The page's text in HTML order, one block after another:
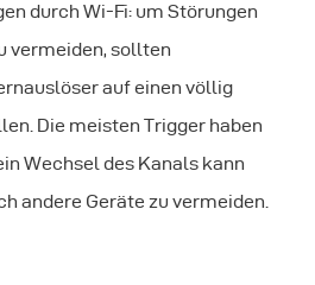
durch Wi-Fi: um Störungen
vermeiden, sollten
auf einen völlig
Die meisten Trigger haben
Wechsel des Kanals kann
andere Geräte zu vermeiden.